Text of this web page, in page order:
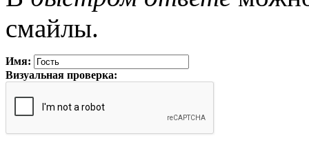
смайлы.
Имя:
Визуальная проверка: